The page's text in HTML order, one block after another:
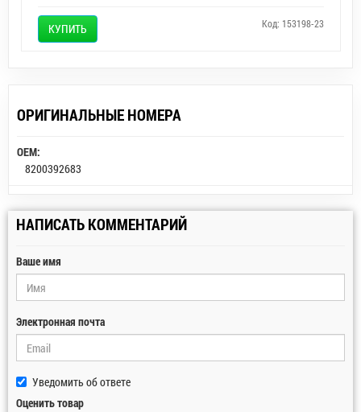
КУПИТЬ Код: 153198-23
ОРИГИНАЛЬНЫЕ НОМЕРА
OEM:
8200392683
НАПИСАТЬ КОММЕНТАРИЙ
Ваше имя
Электронная почта
Уведомить об ответе
Оценить товар